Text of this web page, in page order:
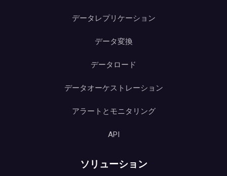
データレプリケーション
データ変換
データロード
データオーケストレーション
アラートとモニタリング
API
ソリューション